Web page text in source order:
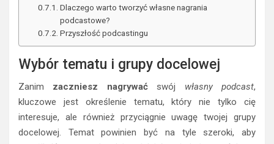
Dlaczego warto tworzyć własne nagrania
podcastowe?
Przyszłość podcastingu
Wybór tematu i grupy docelowej
Zanim zaczniesz nagrywaćswój własny podcast,
kluczowe jest określenie tematu, który nie tylko cię
interesuje, ale również przyciągnie uwagę twojej grupy
docelowej. Temat powinien być na tyle szeroki, aby